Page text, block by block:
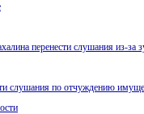
перенести слушания из-за
слушания по отчуждению